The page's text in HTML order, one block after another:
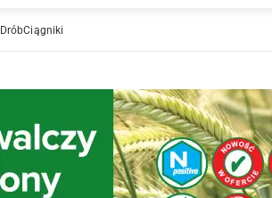
DróbCiągniki